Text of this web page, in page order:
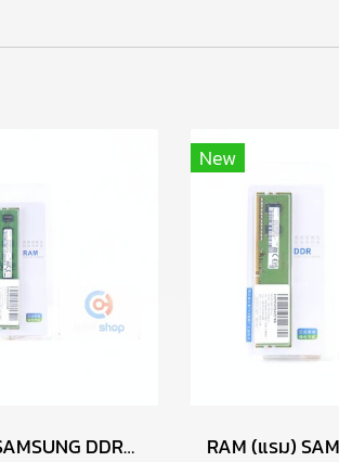
RAM (แรม) SAMSUNG DDR3 4GB (4GBX1) 1600MHz 8CHIP (ของใหม่) P17764
New